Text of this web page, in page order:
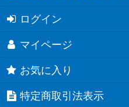
ログイン
マイページ
お気に入り
特定商取引法表示